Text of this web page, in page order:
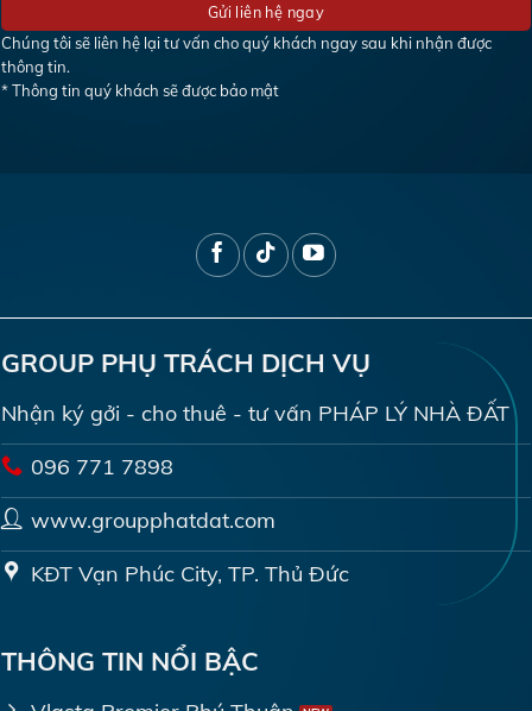
Chúng tôi sẽ liên hệ lại tư vấn cho quý khách ngay sau khi nhận được
thông tin.
* Thông tin quý khách sẽ được bảo mật
GROUP PHỤ TRÁCH DỊCH VỤ
Nhận ký gởi - cho thuê - tư vấn PHÁP LÝ NHÀ ĐẤT
096 771 7898
www.groupphatdat.com
KĐT Vạn Phúc City, TP. Thủ Đức
THÔNG TIN NỔI BẬC